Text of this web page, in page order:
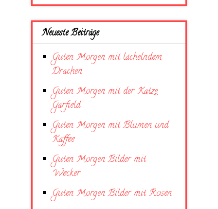
Neueste Beiträge
Guten Morgen mit lächelndem
Drachen
Guten Morgen mit der Katze
Garfield
Guten Morgen mit Blumen und
Kaffee
Guten Morgen Bilder mit
Wecker
Guten Morgen Bilder mit Rosen